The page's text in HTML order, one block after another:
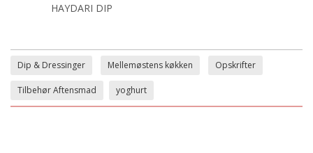
HAYDARI DIP
Dip & Dressinger Mellemøstens køkken Opskrifter
Tilbehør Aftensmad yoghurt